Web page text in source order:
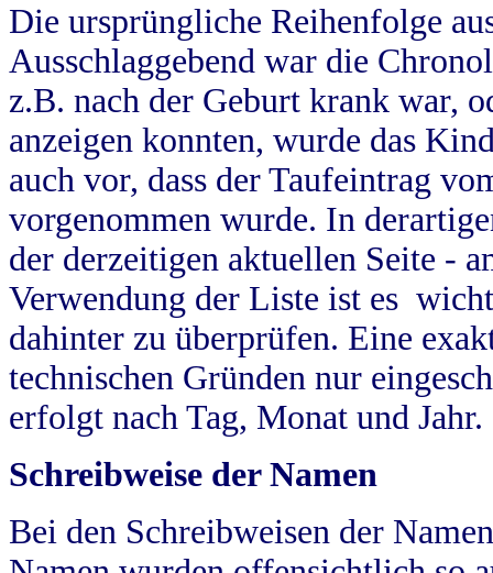
Die ursprüngliche Reihenfolge
Ausschlaggebend war die
z.B. nach der Geburt krank war,
anzeigen konnten, wurde das
auch vor, dass der Taufeintrag
vorgenommen wurde. In
der derzeitigen aktuellen Seite -
Verwendung der Liste ist es
dahinter zu überprüfen. Eine
technischen Gründen nur
erfolgt nach Tag, Monat und Jahr.
Schreibweise der Namen
Bei den Schreibweisen der